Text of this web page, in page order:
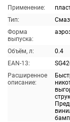
Применение:
Тип:
Форма
выпуска:
Объём, л:
0.4
EAN-13:
Расширенное
описание: